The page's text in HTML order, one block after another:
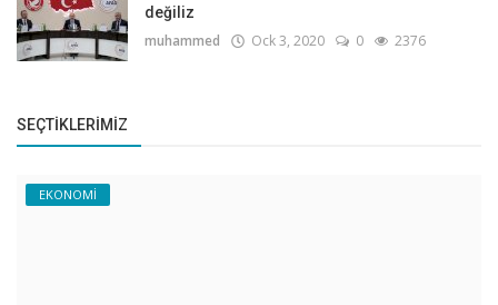
değiliz
muhammed Ock 3, 2020 0 2376
SEÇTIKLERIMIZ
EKONOMİ